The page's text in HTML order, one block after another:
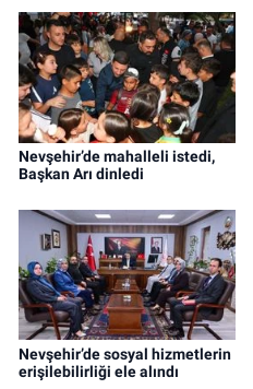
Nevşehir’de mahalleli istedi,
Başkan Arı dinledi
Nevşehir’de sosyal hizmetlerin
erişilebilirliği ele alındı